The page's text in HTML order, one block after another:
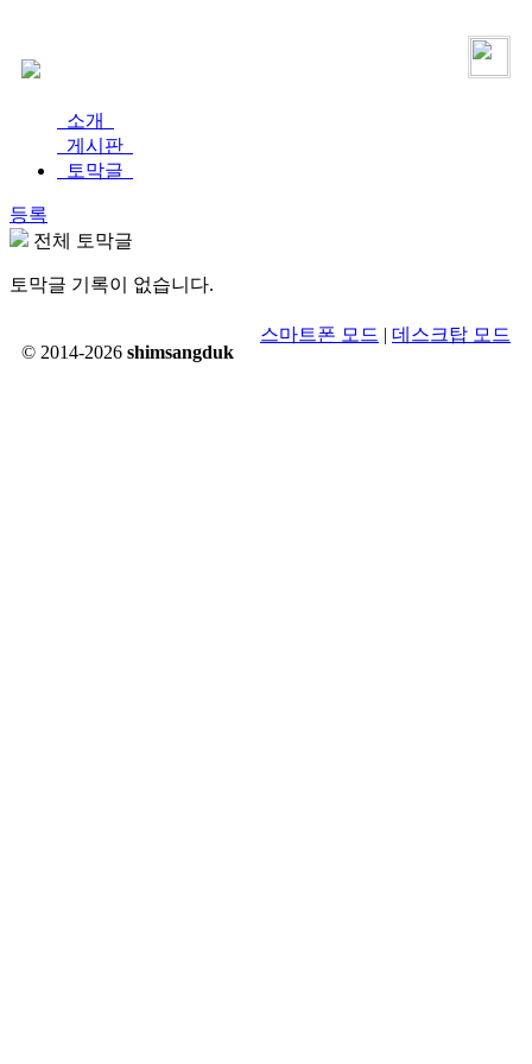
소개
게시판
토막글
등록
전체 토막글
토막글 기록이 없습니다.
© 2014-2026 shimsangduk
스마트폰 모드 | 데스크탑 모드